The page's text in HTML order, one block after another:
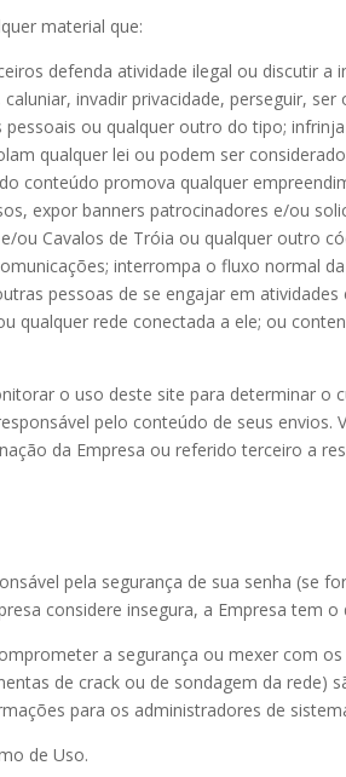
material que:
defenda atividade ilegal ou discutir
invadir privacidade, perseguir,
ou qualquer outro do tipo;
qualquer lei ou podem ser
conteúdo promova qualquer
expor banners patrocinadores e/ou
ou Cavalos de Tróia ou qualquer outro
interrompa o fluxo normal
pessoas de se engajar em
rede conectada a ele; ou
o uso deste site para determinar
pelo conteúdo de seus
da Empresa ou referido terceiro a
pela segurança de sua senha
considere insegura, a Empresa tem
a segurança ou mexer com
de crack ou de sondagem da
para os administradores de
de Uso.